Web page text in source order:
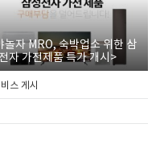
놀자 MRO, 숙박업소 위한 삼
자 가전제품 특가 개시>
스 게시